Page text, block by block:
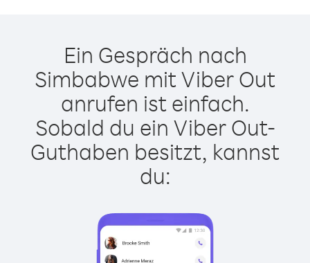
Ein Gespräch nach
Simbabwe mit Viber Out
anrufen ist einfach.
Sobald du ein Viber Out-
Guthaben besitzt, kannst
du: